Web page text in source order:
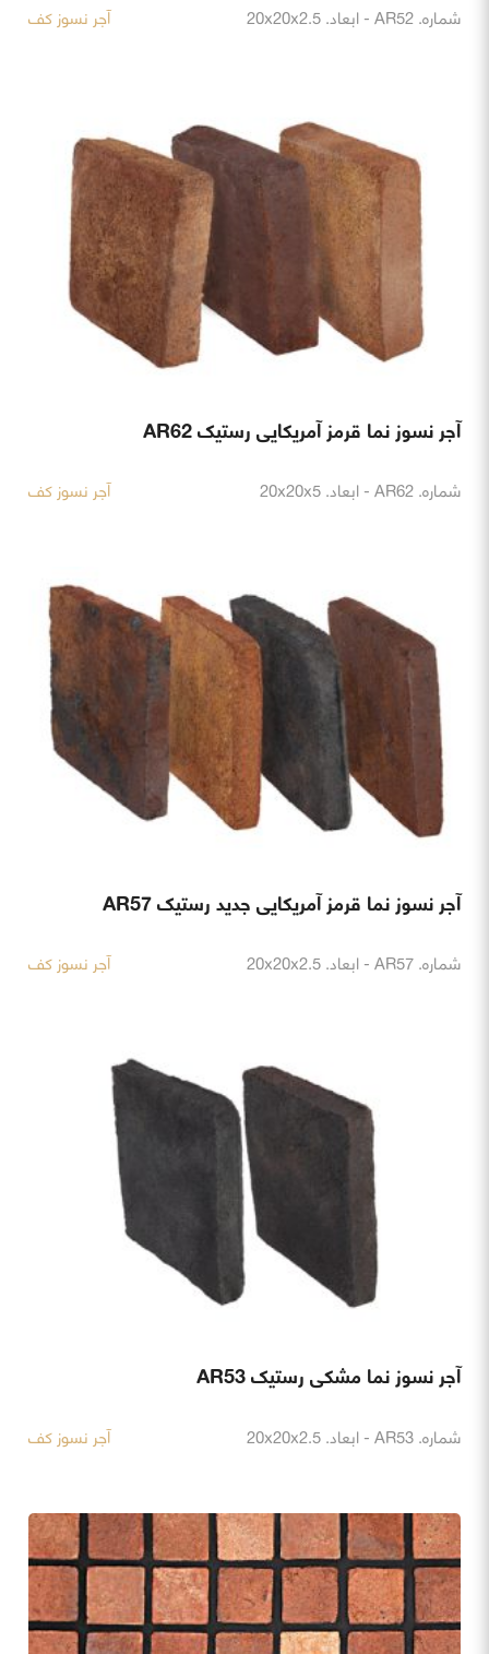
شماره. AR52 - ابعاد. 20x20x2.5 آجر نسوز کف
آجر نسوز نما قرمز آمریکایی رستیک AR62
شماره. AR62 - ابعاد. 20x20x5 آجر نسوز کف
آجر نسوز نما قرمز آمریکایی جدید رستیک AR57
شماره. AR57 - ابعاد. 20x20x2.5 آجر نسوز کف
آجر نسوز نما مشکی رستیک AR53
شماره. AR53 - ابعاد. 20x20x2.5 آجر نسوز کف